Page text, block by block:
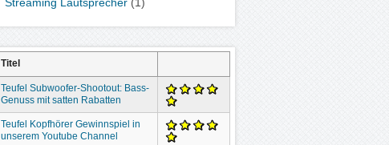
Titel
Teufel Subwoofer-Shootout: Bass-
Genuss mit satten Rabatten
Teufel Kopfhörer Gewinnspiel in
unserem Youtube Channel